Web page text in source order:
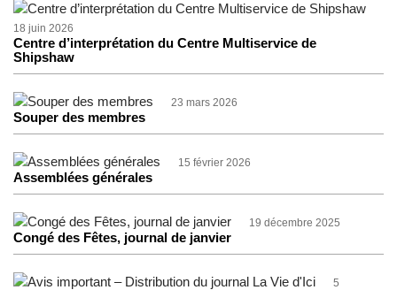
18 juin 2026
Centre d’interprétation du Centre Multiservice de
Shipshaw
23 mars 2026
Souper des membres
15 février 2026
Assemblées générales
19 décembre 2025
Congé des Fêtes, journal de janvier
5